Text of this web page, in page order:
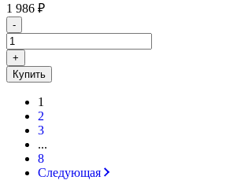
1 986 ₽
-
+
Купить
1
2
3
...
8
Следующая